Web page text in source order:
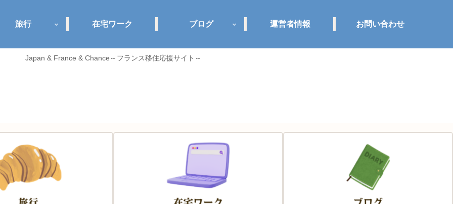
Japan & France & Chance～フランス移住応援サイト～
旅行 在宅ワーク ブログ 運営者情報 お問い合わせ